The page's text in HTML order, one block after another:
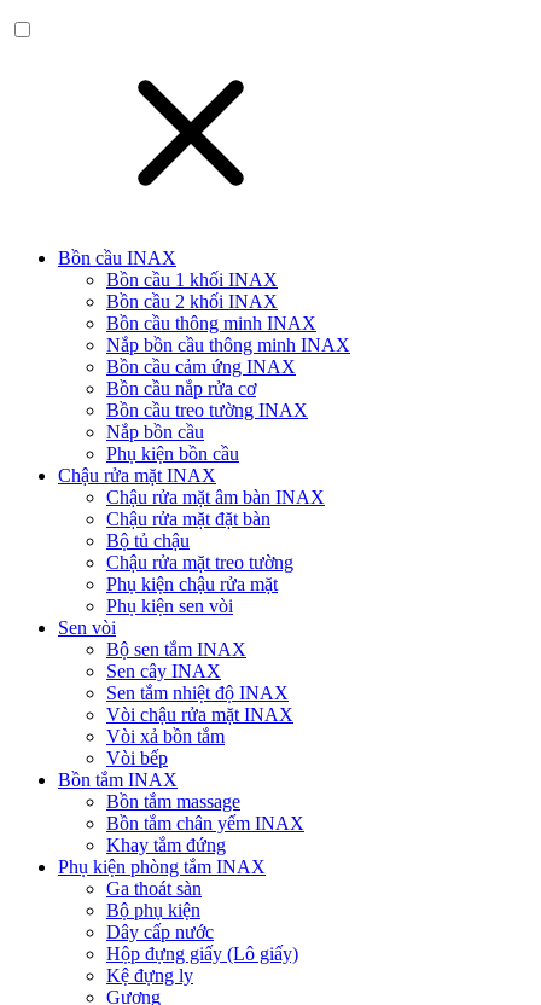
Bồn cầu INAX
Bồn cầu 1 khối INAX
Bồn cầu 2 khối INAX
Bồn cầu thông minh INAX
Nắp bồn cầu thông minh INAX
Bồn cầu cảm ứng INAX
Bồn cầu nắp rửa cơ
Bồn cầu treo tường INAX
Nắp bồn cầu
Phụ kiện bồn cầu
Chậu rửa mặt INAX
Chậu rửa mặt âm bàn INAX
Chậu rửa mặt đặt bàn
Bộ tủ chậu
Chậu rửa mặt treo tường
Phụ kiện chậu rửa mặt
Phụ kiện sen vòi
Sen vòi
Bộ sen tắm INAX
Sen cây INAX
Sen tắm nhiệt độ INAX
Vòi chậu rửa mặt INAX
Vòi xả bồn tắm
Vòi bếp
Bồn tắm INAX
Bồn tắm massage
Bồn tắm chân yếm INAX
Khay tắm đứng
Phụ kiện phòng tắm INAX
Ga thoát sàn
Bộ phụ kiện
Dây cấp nước
Hộp đựng giấy (Lô giấy)
Kệ đựng ly
Gương